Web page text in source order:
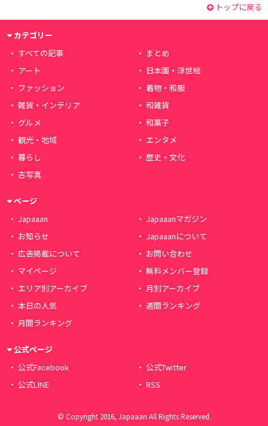
トップに戻る
カテゴリー
すべての記事
まとめ
アート
日本画・浮世絵
ファッション
着物・和服
雑貨・インテリア
和雑貨
グルメ
和菓子
観光・地域
エンタメ
暮らし
歴史・文化
古写真
ページ
Japaaan
Japaaanマガジン
お知らせ
Japaaanについて
広告掲載について
お問い合わせ
マイページ
無料メンバー登録
エリア別アーカイブ
月別アーカイブ
本日の人気
週間ランキング
月間ランキング
公式ページ
公式Facebook
公式Twitter
公式LINE
RSS
© Copyright 2016, Japaaan All Rights Reserved.